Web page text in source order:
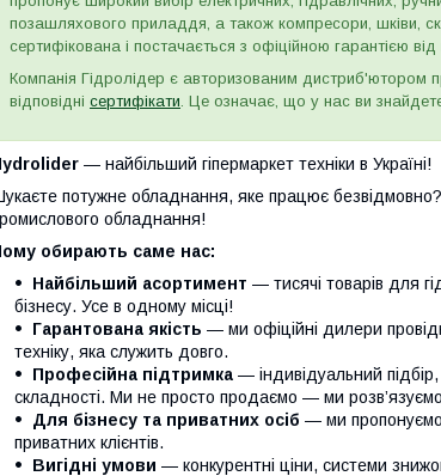
позашляхового приладдя, а також компресори, шківи,
сертифікована і постачається з офіційною гарантією від
Компанія Гідролідер є авторизованим дистриб'ютором
відповідні сертифікати . Це означає, що у нас ви
— найбільший гіпермаркет техніки в Україні!
потужне обладнання, яке працює
обладнання!
обирають саме нас:
Найбільший асортимент — тисячі товарів для
бізнесу. Усе в одному місці!
Гарантована якість — ми офіційні дилери
техніку, яка служить довго.
Професійна підтримка — індивідуальний підбір,
складності. Ми не просто продаємо — ми
Для бізнесу та приватних осіб — ми пропонуємо
приватних клієнтів.
Вигідні умови — конкурентні ціни, системи